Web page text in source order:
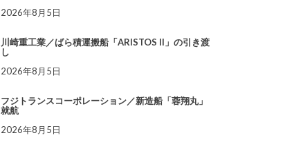
2026年8月5日
川崎重工業／ばら積運搬船「ARISTOS II」の引き渡
し
2026年8月5日
フジトランスコーポレーション／新造船「蓉翔丸」
就航
2026年8月5日